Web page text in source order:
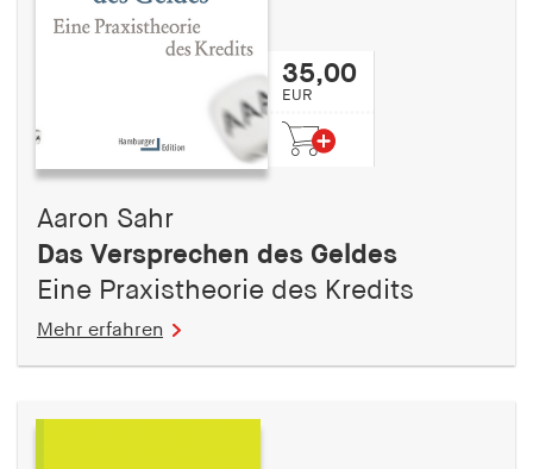
35,00
EUR
Aaron Sahr
Das Versprechen des Geldes
Eine Praxistheorie des Kredits
Mehr erfahren